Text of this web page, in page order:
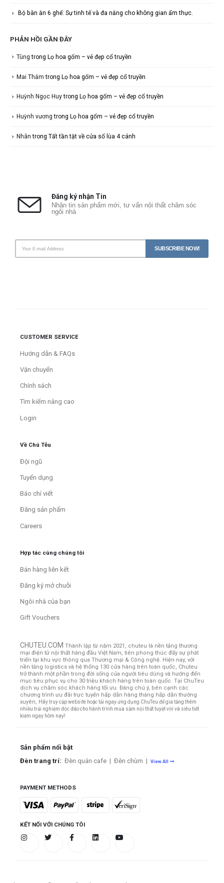
Bộ bàn ăn 6 ghế: Sự tinh tế và đa năng cho không gian ẩm thực.
PHẢN HỒI GẦN ĐÂY
Tùng trong Lọ hoa gốm – vẻ đẹp cổ truyền
Mai Thắm trong Lọ hoa gốm – vẻ đẹp cổ truyền
Huỳnh Ngọc Huytrong Lọ hoa gốm – vẻ đẹp cổ truyền
Huỳnh vương trong Lọ hoa gốm – vẻ đẹp cổ truyền
Nhân trong Tất tần tật về cửa sổ lùa 4 cánh
Đăng ký nhận Tin
Nhận tin sản phẩm mới, tư vấn nội thất chăm sóc
ngôi nhà
CUSTOMER SERVICE
Hướng dẫn & FAQs
Vận chuyển
Chính sách
Tìm kiếm nâng cao
Login
Về Chú Tễu
Đội ngũ
Tuyển dụng
Báo chí viết
Đăng sản phẩm
Careers
Hợp tác cùng chúng tôi
Bán hàng liên kết
Đăng ký mở chuỗi
Ngôi nhà của bạn
Gift Vouchers
CHUTEU.COM Thành lập từ năm 2021, chuteu là nền tảng thương
mại điện tử nội thất hàng đầu Việt Nam, tiên phong thúc đẩy sự phát
triển tại khu vực thông qua Thương mại & Công nghệ. Hiện nay, với
nền tảng logistics và hệ thống 130 cửa hàng trên toàn quốc, Chuteu
trở thành một phần trong đời sống của người tiêu dùng và hướng đến
mục tiêu phục vụ cho 30 triệu khách hàng trên toàn quốc. Tại ChuTeu
dịch vụ chăm sóc khách hàng tối ưu. Đáng chú ý, bên cạnh các
chương trình ưu đãi trực tuyến hấp dẫn hàng tháng hấp dẫn thường
xuyên, Hãy truy cập website hoặc tải ngay ứng dụng ChuTeu để gia tăng thêm
nhiều trải nghiệm độc đáo cho hành trình mua sắm nội thất tuyệt vời và siêu tiết
kiệm ngay hôm nay!
Sản phẩm nổi bật
Đèn trang trí: Đèn quán cafe | Đèn chùm | View All
PAYMENT METHODS
KẾT NỐI VỚI CHÚNG TÔI